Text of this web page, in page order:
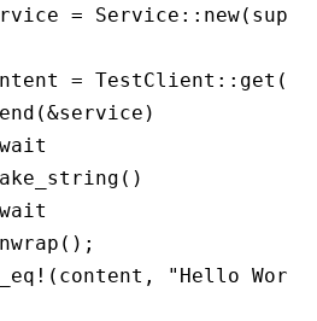
= Service :: new(super
= TestClient :: get (
(&service)
()
();
(content,
"Hello